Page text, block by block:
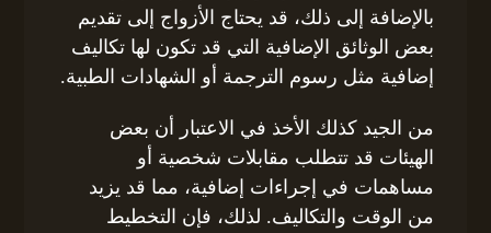
بالإضافة إلى ذلك، قد يحتاج الأزواج إلى تقديم
بعض الوثائق الإضافية التي قد تكون لها تكاليف
إضافية مثل رسوم الترجمة أو الشهادات الطبية.
من الجيد كذلك الأخذ في الاعتبار أن بعض
الهيئات قد تتطلب مقابلات شخصية أو
مساهمات في إجراءات إضافية، مما قد يزيد
من الوقت والتكاليف. لذلك، فإن التخطيط